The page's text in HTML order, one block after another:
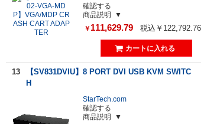
確認する
商品説明
￥ 111,629.79 税込￥122,792.76
13
【SV831DVIU】8 PORT DVI USB KVM SWITC
H
StarTech.com
確認する
商品説明